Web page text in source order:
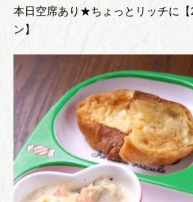
本日空席あり★ちょっとリッチに
ン】